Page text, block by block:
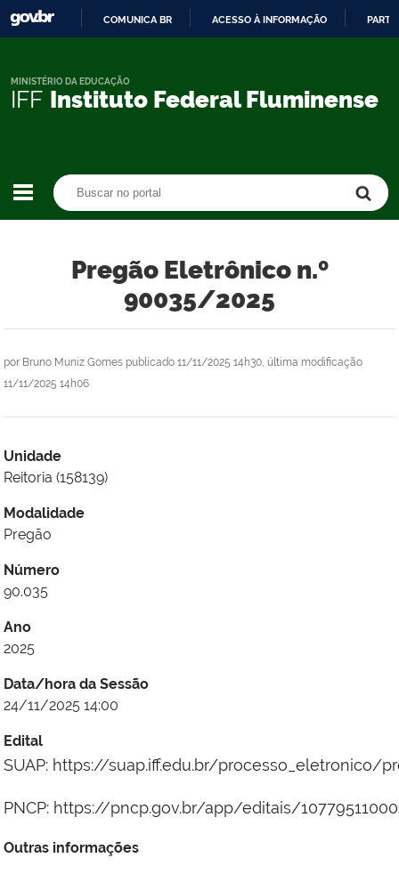
CONTEÚDO
COMUNICA BR ACESSO À INFORMAÇÃO
IFF Instituto Federal Fluminense
MINISTÉRIO DA EDUCAÇÃO
Pregão Eletrônico n.º
90035/2025
por Bruno Muniz Gomes publicado 11/11/2025 14h30, última modificação
11/11/2025 14h06
Unidade
Reitoria (158139)
Modalidade
Pregão
Número
90.035
Ano
2025
Data/hora da Sessão
24/11/2025 14:00
Edital
SUAP: https://suap.iff.edu.br/processo_eletronico/
PNCP: https://pncp.gov.br/app/editais/
Outras informações